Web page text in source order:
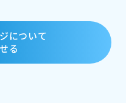
について
る